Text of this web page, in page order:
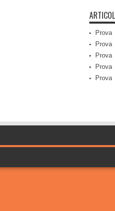
Prova
Prova
Prova
Prova
Prova